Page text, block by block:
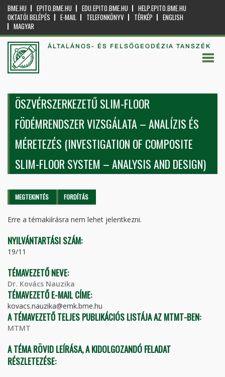
BME.HU EPITO.BME.HU EDU.EPITO.BME.HU
HELP.EPITO.BME.HU
OKTATÓI BELÉPÉS
E-MAIL TELEFONKÖNYV TÉRKÉP
ENGLISH
MAGYAR
ÁLTALÁNOS- ÉS FELSŐGEODÉZIA TANSZÉK
ÖSZVÉRSZERKEZETŰ SLIM-FLOOR
FÖDÉMRENDSZER VIZSGÁLATA – ANALÍZIS ÉS
MÉRETEZÉS (INVESTIGATION OF COMPOSITE
SLIM-FLOOR SYSTEM – ANALYSIS AND DESIGN)
Elsődleges fülek
MEGTEKINTÉS (AKTÍVFORDÍTÁS
Erre a témakiírásra nem lehet jelentkezni.
NYILVÁNTARTÁSI SZÁM:
19/11
TÉMAVEZETŐ NEVE:
Dr. Kovács Nauzika
TÉMAVEZETŐ E-MAIL CÍME:
kovacs.nauzika@emk.bme.hu
A TÉMAVEZETŐ TELJES PUBLIKÁCIÓS LISTÁJA AZ MTMT-BEN:
MTMT
A TÉMA RÖVID LEÍRÁSA, A KIDOLGOZANDÓ FELADAT
RÉSZLETEZÉSE: